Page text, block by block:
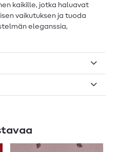
kaikille, jotka haluavat
vaikutuksen ja tuoda
eleganssia,